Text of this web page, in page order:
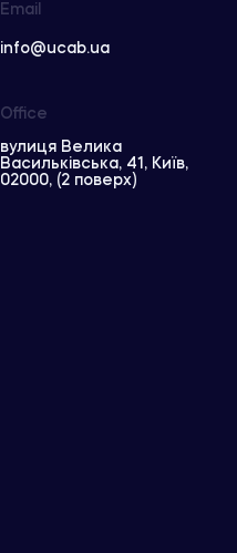
Email
info@ucab.ua
Office
вулиця Велика
Васильківська, 41, Київ,
02000, (2 поверх)